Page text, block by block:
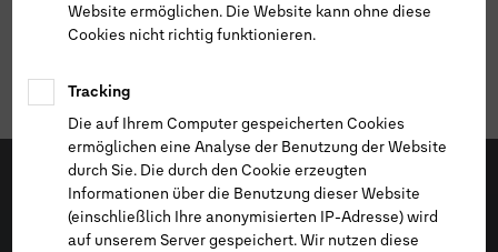
Website ermöglichen. Die Website kann ohne diese
Cookies nicht richtig funktionieren.
Tracking
Die auf Ihrem Computer gespeicherten Cookies
ermöglichen eine Analyse der Benutzung der Website
durch Sie. Die durch den Cookie erzeugten
Informationen über die Benutzung dieser Website
(einschließlich Ihre anonymisierten IP-Adresse) wird
auf unserem Server gespeichert. Wir nutzen diese